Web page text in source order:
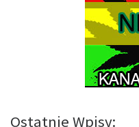
Ostatnie Wpisy: